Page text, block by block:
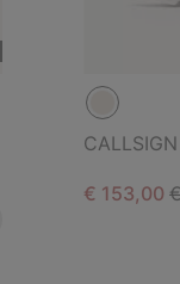
Sale price:
€ 153,00